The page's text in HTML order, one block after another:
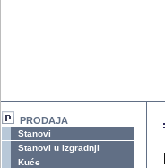
PRODAJA
Stanovi
Stanovi u izgradnji
Kuće